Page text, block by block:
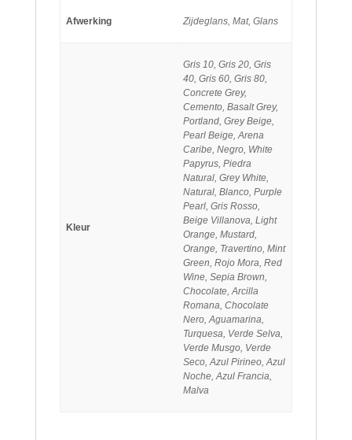
Afwerking Zijdeglans, Mat, Glans
Kleur
Gris 10, Gris 20, Gris
40, Gris 60, Gris 80,
Concrete Grey,
Cemento, Basalt Grey,
Portland, Grey Beige,
Pearl Beige, Arena
Caribe, Negro, White
Papyrus, Piedra
Natural, Grey White,
Natural, Blanco, Purple
Pearl, Gris Rosso,
Beige Villanova, Light
Orange, Mustard,
Orange, Travertino, Mint
Green, Rojo Mora, Red
Wine, Sepia Brown,
Chocolate, Arcilla
Romana, Chocolate
Nero, Aguamarina,
Turquesa, Verde Selva,
Verde Musgo, Verde
Seco, Azul Pirineo, Azul
Noche, Azul Francia,
Malva